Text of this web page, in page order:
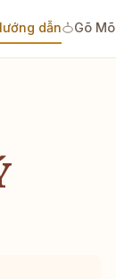
dẫn Gõ Mõ